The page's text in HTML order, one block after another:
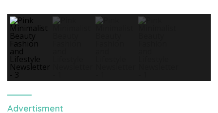
Advertisment